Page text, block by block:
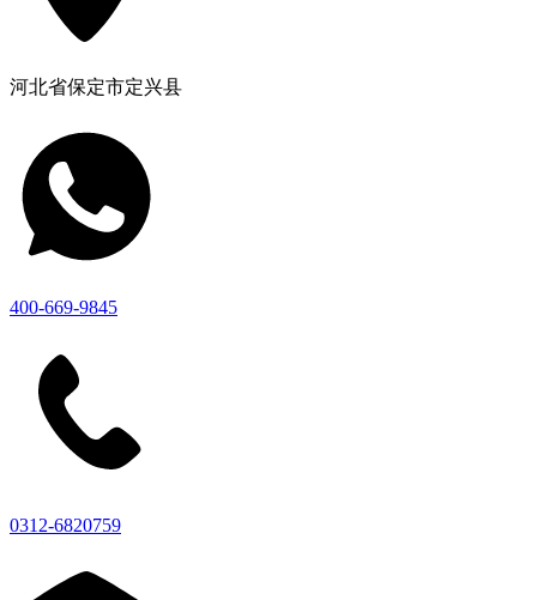
河北省保定市定兴县
400-669-9845
0312-6820759